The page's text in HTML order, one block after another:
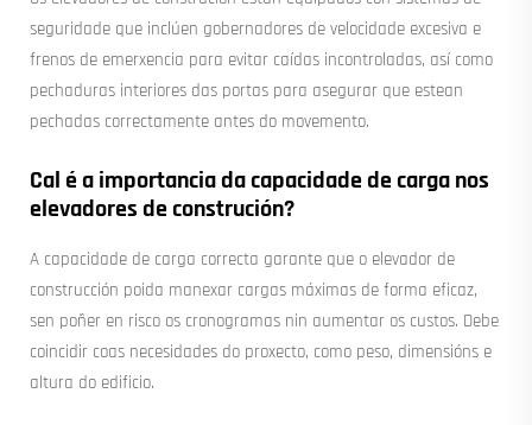
seguridade que inclúen gobernadores de velocidade excesiva e
frenos de emerxencia para evitar caídas incontroladas, así como
pechaduras interiores das portas para asegurar que estean
pechadas correctamente antes do movemento.
Cal é a importancia da capacidade de carga nos
elevadores de construción?
A capacidade de carga correcta garante que o elevador de
construcción poida manexar cargas máximas de forma eficaz,
sen poñer en risco os cronogramas nin aumentar os custos. Debe
coincidir coas necesidades do proxecto, como peso, dimensións e
altura do edificio.